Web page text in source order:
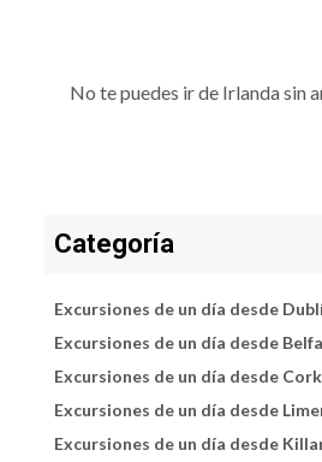
No te puedes ir de Irlanda sin
Categoría
Excursiones de un día desde
Excursiones de un día desde
Excursiones de un día desde Cork
Excursiones de un día desde
Excursiones de un día desde